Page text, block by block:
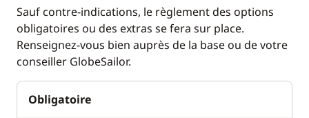
Sauf contre-indications, le règlement des options
obligatoires ou des extras se fera sur place.
Renseignez-vous bien auprès de la base ou de votre
conseiller GlobeSailor.
Obligatoire